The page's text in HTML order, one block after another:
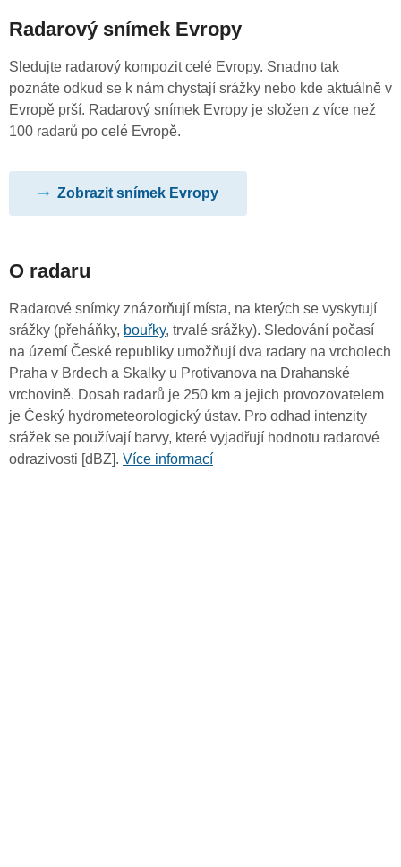
Radarový snímek Evropy
Sledujte radarový kompozit celé Evropy. Snadno tak
poznáte odkud se k nám chystají srážky nebo kde aktuálně v
Evropě prší. Radarový snímek Evropy je složen z více než
100 radarů po celé Evropě.
Zobrazit snímek Evropy
O radaru
Radarové snímky znázorňují místa, na kterých se vyskytují
srážky (přeháňky, bouřky, trvalé srážky). Sledování počasí
na území České republiky umožňují dva radary na vrcholech
Praha v Brdech a Skalky u Protivanova na Drahanské
vrchovině. Dosah radarů je 250 km a jejich provozovatelem
je Český hydrometeorologický ústav. Pro odhad intenzity
srážek se používají barvy, které vyjadřují hodnotu radarové
odrazivosti [dBZ]. Více informací